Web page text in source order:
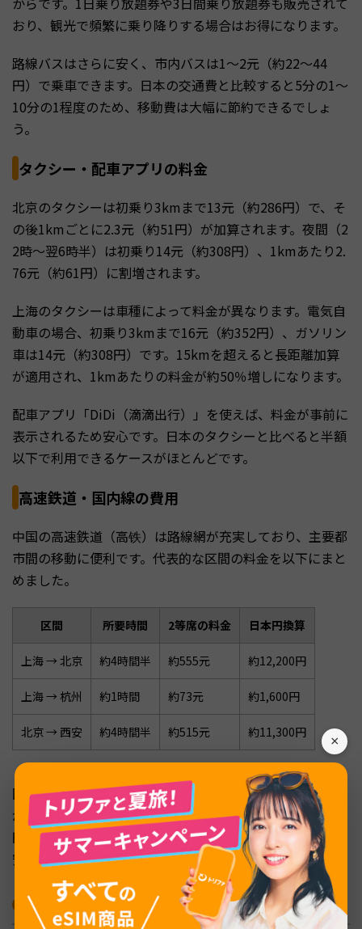
×
おり、観光で頻繁に乗り降りする場合はお得になります。
路線バスはさらに安く、市内バスは1〜2元（約22〜44
円）で乗車できます。日本の交通費と比較すると5分の1〜
10分の1程度のため、移動費は大幅に節約できるでしょ
う。
タクシー・配車アプリの料金
北京のタクシーは初乗り3kmまで13元（約286円）で、そ
の後1kmごとに2.3元（約51円）が加算されます。夜間（2
2時〜翌6時半）は初乗り14元（約308円）、1kmあたり2.
76元（約61円）に割増されます。
上海のタクシーは車種によって料金が異なります。電気自
動車の場合、初乗り3kmまで16元（約352円）、ガソリン
車は14元（約308円）です。15kmを超えると長距離加算
が適用され、1kmあたりの料金が約50％増しになります。
配車アプリ「DiDi（滴滴出行）」を使えば、料金が事前に
表示されるため安心です。日本のタクシーと比べると半額
以下で利用できるケースがほとんどです。
高速鉄道・国内線の費用
中国の高速鉄道（高铁）は路線網が充実しており、主要都
市間の移動に便利です。代表的な区間の料金を以下にまと
めました。
区間 所要時間 2等席の料金 日本円換算
上海 → 北京 約4時間半 約555元 約12,200円
上海 → 杭州 約1時間 約73元 約1,600円
北京 → 西安 約4時間半 約515元 約11,300円
国内線の航空券は路線や時期によって大きく変動します
が、上海〜北京間で片道400〜800元（約8,800〜17,600
円）が目安です。早割やLCCを活用すれば、高速鉄道より
安くなることもあります。
中国の宿泊費・観光入場料の相場